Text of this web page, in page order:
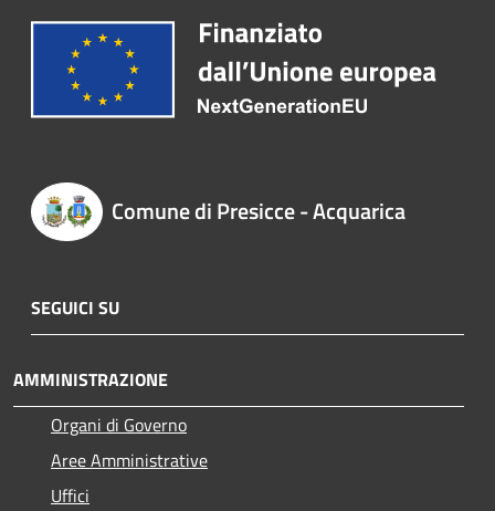
Comune di Presicce - Acquarica
SEGUICI SU
AMMINISTRAZIONE
Organi di Governo
Aree Amministrative
Uffici